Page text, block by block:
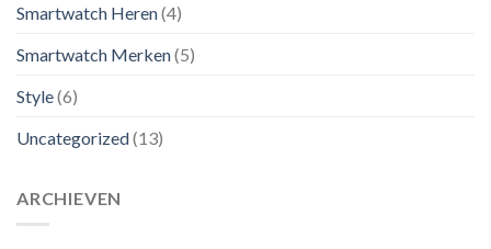
Smartwatch Heren(4)
Smartwatch Merken(5)
Style(6)
Uncategorized(13)
ARCHIEVEN